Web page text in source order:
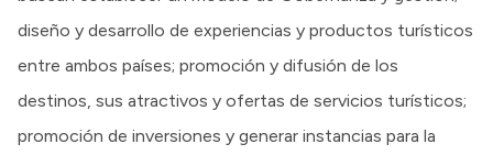
diseño y desarrollo de experiencias y productos turísticos
entre ambos países; promoción y difusión de los
destinos, sus atractivos y ofertas de servicios turísticos;
promoción de inversiones y generar instancias para la